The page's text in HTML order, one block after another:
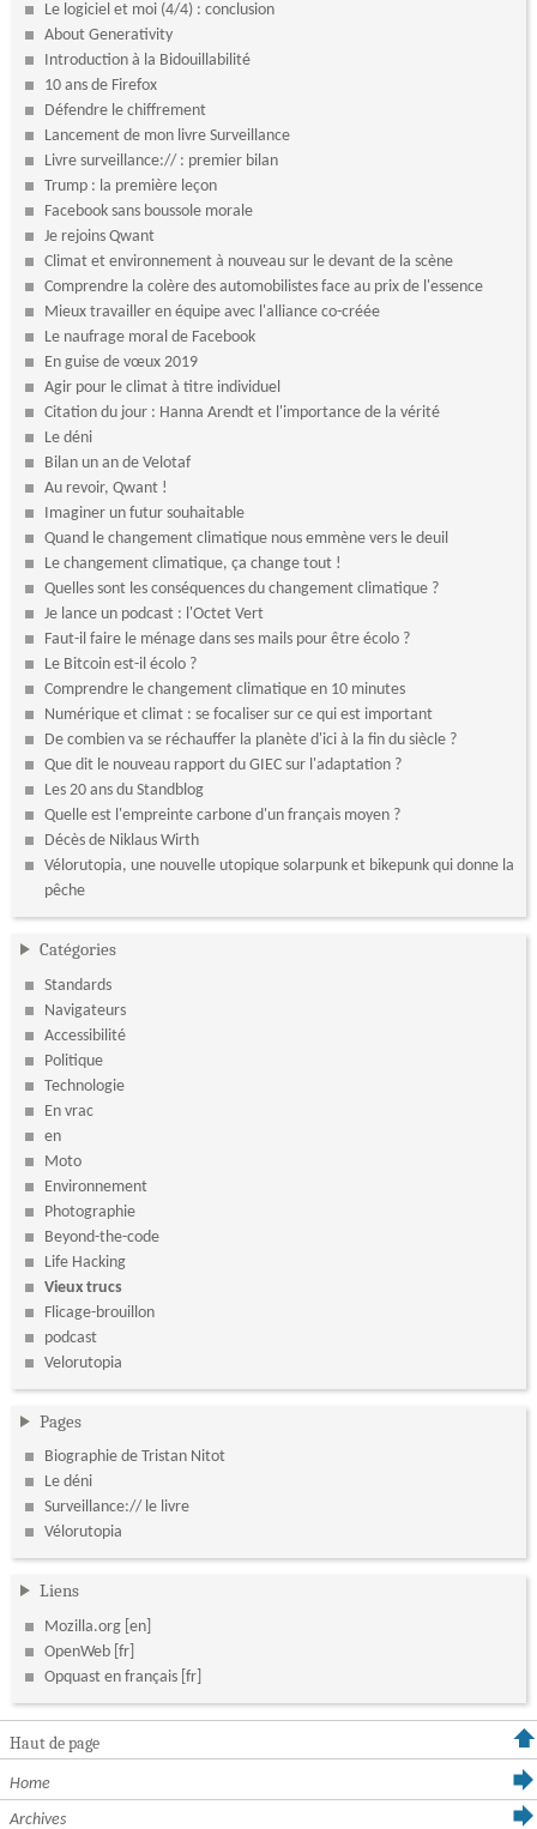
Le logiciel et moi (4/4) : conclusion
About Generativity
Introduction à la Bidouillabilité
10 ans de Firefox
Défendre le chiffrement
Lancement de mon livre Surveillance
Livre surveillance:// : premier bilan
Trump : la première leçon
Facebook sans boussole morale
Je rejoins Qwant
Climat et environnement à nouveau sur le devant de la scène
Comprendre la colère des automobilistes face au prix de l'essence
Mieux travailler en équipe avec l'alliance co-créée
Le naufrage moral de Facebook
En guise de vœux 2019
Agir pour le climat à titre individuel
Citation du jour : Hanna Arendt et l'importance de la vérité
Le déni
Bilan un an de Velotaf
Au revoir, Qwant !
Imaginer un futur souhaitable
Quand le changement climatique nous emmène vers le deuil
Le changement climatique, ça change tout !
Quelles sont les conséquences du changement climatique ?
Je lance un podcast : l'Octet Vert
Faut-il faire le ménage dans ses mails pour être écolo ?
Le Bitcoin est-il écolo ?
Comprendre le changement climatique en 10 minutes
Numérique et climat : se focaliser sur ce qui est important
De combien va se réchauffer la planète d'ici à la fin du siècle ?
Que dit le nouveau rapport du GIEC sur l'adaptation ?
Les 20 ans du Standblog
Quelle est l'empreinte carbone d'un français moyen ?
Décès de Niklaus Wirth
Vélorutopia, une nouvelle utopique solarpunk et bikepunk qui donne la
pêche
Catégories
Standards
Navigateurs
Accessibilité
Politique
Technologie
En vrac
en
Moto
Environnement
Photographie
Beyond-the-code
Life Hacking
Vieux trucs
Flicage-brouillon
podcast
Velorutopia
Pages
Biographie de Tristan Nitot
Le déni
Surveillance:// le livre
Vélorutopia
Liens
Mozilla.org
OpenWeb
Opquast en français
Haut de page
Home
Archives